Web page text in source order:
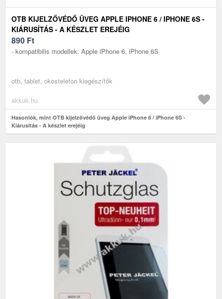
OTB KIJELZŐVÉDŐ ÜVEG APPLE IPHONE 6 / IPHONE 6S -
KIÁRUSÍTÁS - A KÉSZLET EREJÉIG
890 Ft
- kompatibilis modellek: Apple iPhone 6, iPhone 6S
otb, tablet, okostelefon kiegészítők
akkuk.hu
Hasonlók, mint OTB kijelzővédő üveg Apple iPhone 6 / iPhone 6S -
Kiárusítás - A készlet erejéig